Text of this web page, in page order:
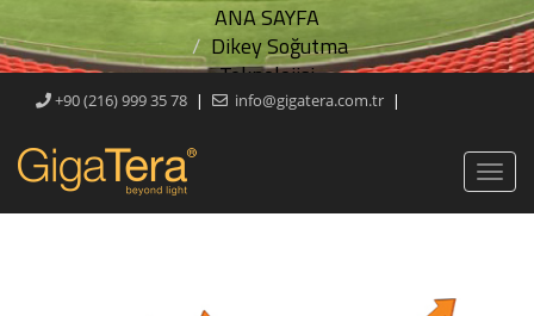
ANA SAYFA
Dikey Soğutma
Teknolojisi
+90 (216) 999 35 78 | info@gigatera.com.tr |